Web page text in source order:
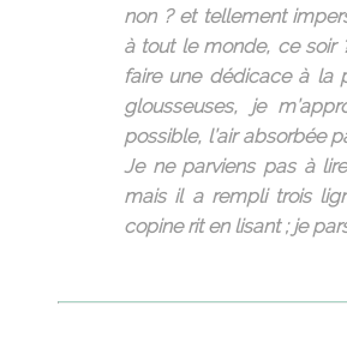
non ? et tellement
à tout le monde, ce soir
faire une dédicace à la
glousseuses, je
possible, l’air absorbée
Je ne parviens pas à
mais il a rempli trois
copine rit en lisant ; je